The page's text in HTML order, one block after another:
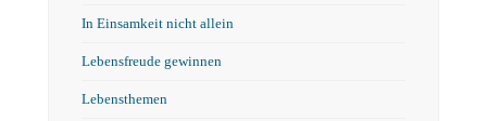
In Einsamkeit nicht allein
Lebensfreude gewinnen
Lebensthemen